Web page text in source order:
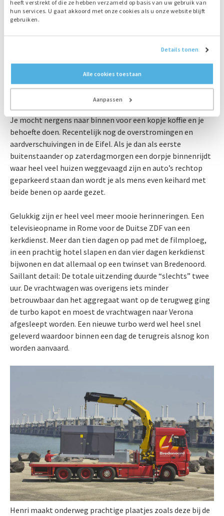
heeft verstrekt of die ze hebben verzameld op basis van uw gebruik van
hun services. U gaat akkoord met onze cookies als u onze website blijft
gebruiken.
Details tonen
Alle cookies toestaan
Aanpassen
veel bomen sneuvelden legden de stroomvoorziening in
Zweden plat. Bredenoord bood de oplossing. Maar ook de
ramp met MH17, waar we, voor de koelcontainers ten
behoeve van de slachtoffers die naar Hilversum waren
ook bij veel ziekenhuizen, crematoria en tijdelijke
mortuaria stroom moesten leveren, hebben een
onuitwisbare indruk achtergelaten. Met name de
Coronaperiode was voor de chauffeurs en monteurs zwaar.
Je mocht nergens naar binnen voor een kopje koffie en je
behoefte doen. Recentelijk nog de overstromingen en
aardverschuivingen in de Eifel. Als je dan als eerste
buitenstaander op zaterdagmorgen een dorpje binnenrijdt
waar heel veel huizen weggevaagd zijn en auto’s rechtop
geparkeerd staan dan wordt je als mens even keihard met
beide benen op aarde gezet.
Gelukkig zijn er heel veel meer mooie herinneringen. Een
televisieopname in Rome voor de Duitse ZDF van een
kerkdienst. Meer dan tien dagen op pad met de filmploeg,
in een prachtig hotel slapen en dan vier dagen kerkdienst
bijwonen en dat allemaal op een twinset van Bredenoord.
Saillant detail: De totale uitzending duurde “slechts” twee
uur. De vrachtwagen was overigens iets minder
betrouwbaar dan het aggregaat want op de terugweg ging
de turbo kapot en moest de vrachtwagen naar Verona
afgesleept worden. Een nieuwe turbo werd wel heel snel
geleverd waardoor binnen een dag de terugreis alsnog kon
worden aanvaard.
Henri maakt onderweg prachtige plaatjes zoals deze bij de